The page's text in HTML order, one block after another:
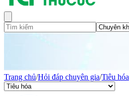
Trang chủ/Hỏi đáp chuyên gia/Tiêu hóa